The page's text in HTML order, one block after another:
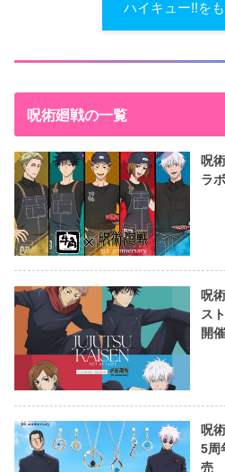
ハイキュー!!を
呪術廻戦の一覧
呪
ラ
呪
ス
開
呪
5周
売